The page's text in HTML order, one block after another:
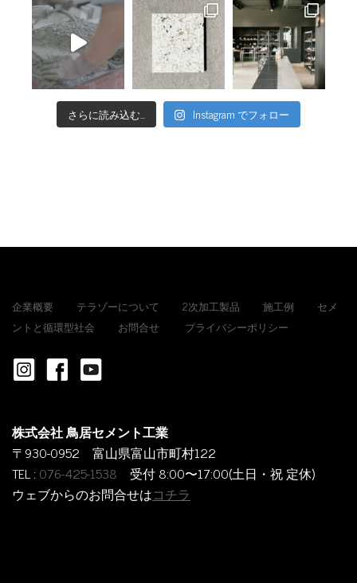
さらに読み込む... Instagram でフォロー
企業概要 テラゾーについて 2次加工製品 施工例
セメ
ントと循環型社会
お問合せ プライバシーポリシー
株式会社 鳥居セメント工業
〒930-0952 富山県富山市町村122
TEL : 076-425-1538
受付 8:00〜17:00(土日・祝 定休)
ウェブからのお問合せはコチラ